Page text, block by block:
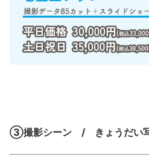
③撮影シーン / きょうだい写